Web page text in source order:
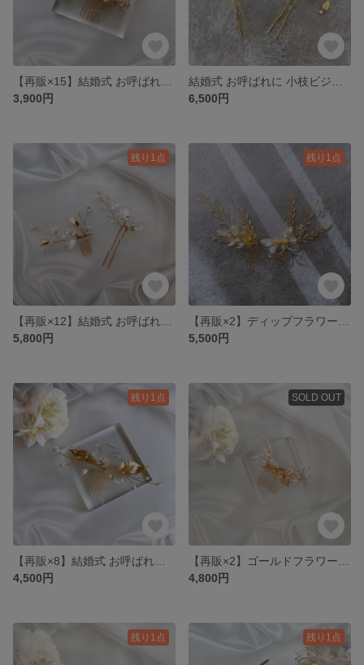
3,900円
6,500円
残り1点
5,800円
残り1点
5,500円
残り1点
4,500円
SOLD OUT
4,800円
残り1点 残り1点